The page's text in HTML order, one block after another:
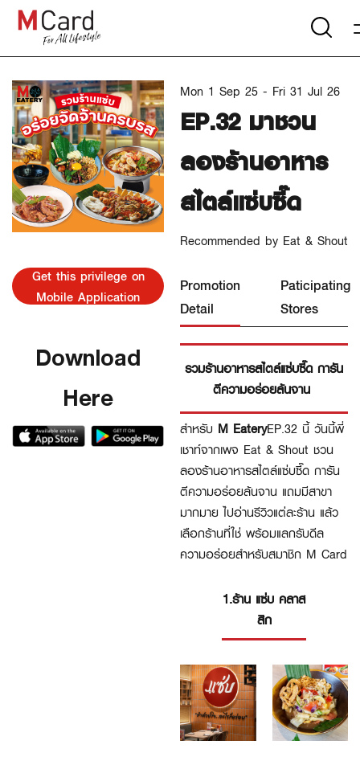
Get this privilege on
Mobile Application
Download
Here
Mon 1 Sep 25 - Fri 31 Jul 26
EP.32 มาชวน
ลองร้านอาหาร
สไตล์แซ่บซี๊ด
Recommended by Eat & Shout
Promotion
Detail
Paticipating
Stores
รวมร้านอาหารสไตล์แซ่บซี๊ด การัน
ตีความอร่อยล้นจาน
สำหรับ M EateryEP.32 นี้ วันนี้พี่
เชาท์จากเพจ Eat & Shout ชวน
ลองร้านอาหารสไตล์แซ่บซี๊ด การัน
ตีความอร่อยล้นจาน แถมมีสาขา
มากมาย ไปอ่านรีวิวแต่ละร้าน แล้ว
เลือกร้านที่ใช่ พร้อมแลกรับดีล
ความอร่อยสำหรับสมาชิก M Card
1.ร้าน แซ่บ คลาส
สิก